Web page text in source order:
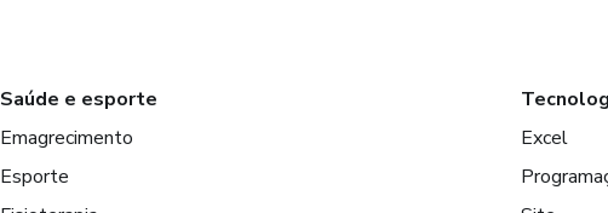
Saúde e esporte
Emagrecimento
Esporte
Excel